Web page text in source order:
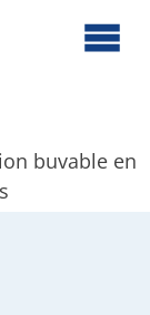
buvable en